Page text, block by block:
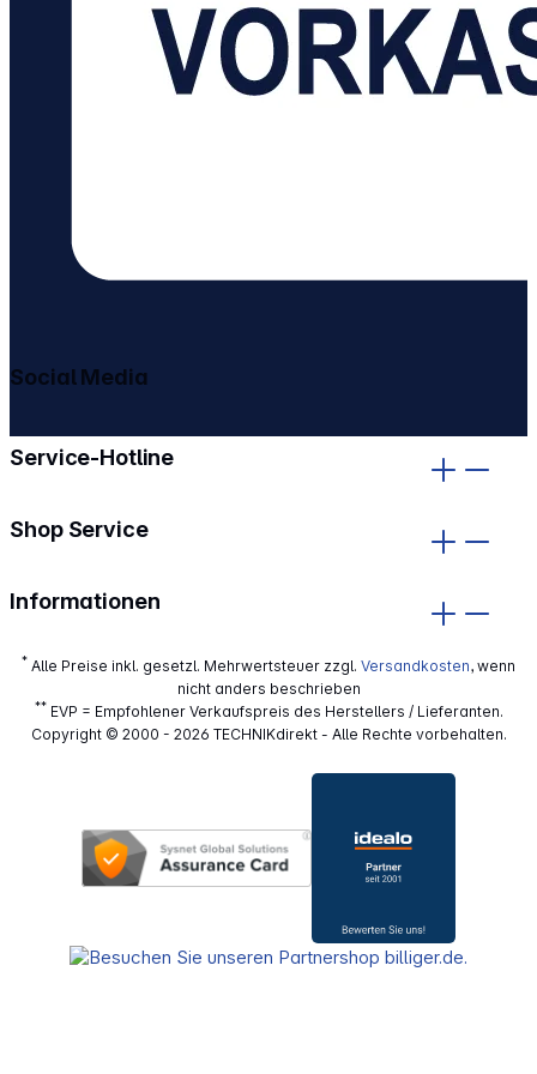
Service-Hotline
Shop Service
Informationen
Social Media
* Alle Preise inkl. gesetzl. Mehrwertsteuer zzgl. Versandkosten, wenn
nicht anders beschrieben
**EVP = Empfohlener Verkaufspreis des Herstellers / Lieferanten.
Copyright © 2000 - 2026 TECHNIKdirekt - Alle Rechte vorbehalten.